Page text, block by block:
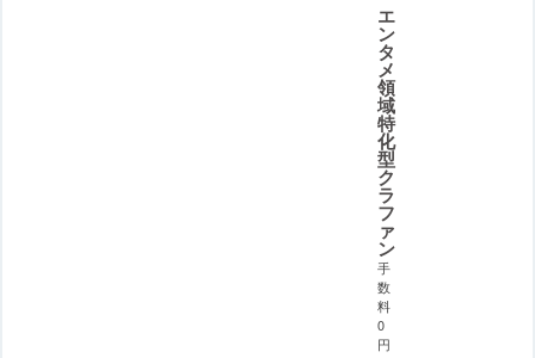
エ
ン
タ
メ
領
域
特
化
型
ク
ラ
フ
ァ
ン
手
数
料
0
円